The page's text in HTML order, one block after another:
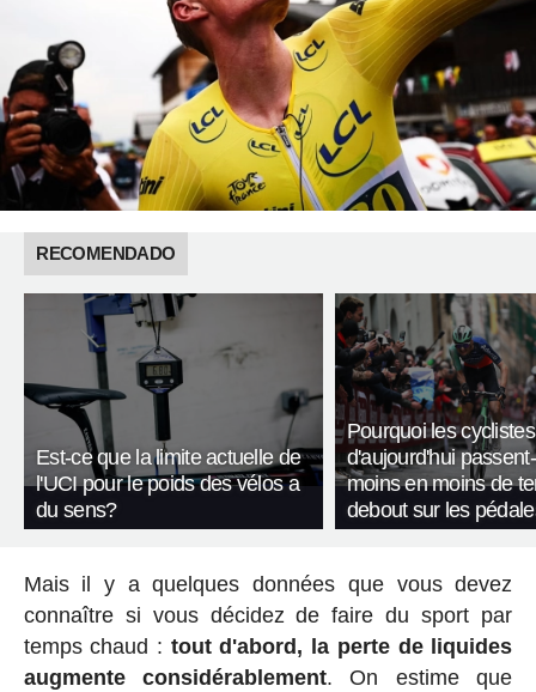
RECOMENDADO
Est-ce que la limite actuelle de
l'UCI pour le poids des vélos a
du sens?
Pourquoi les cyclistes
d'aujourd'hui
moins en moins de
debout sur les
Mais il y a quelques données que vous devez
connaître si vous décidez de faire du sport par
temps chaud : tout d'abord, la perte de liquides
augmente considérablement. On estime que